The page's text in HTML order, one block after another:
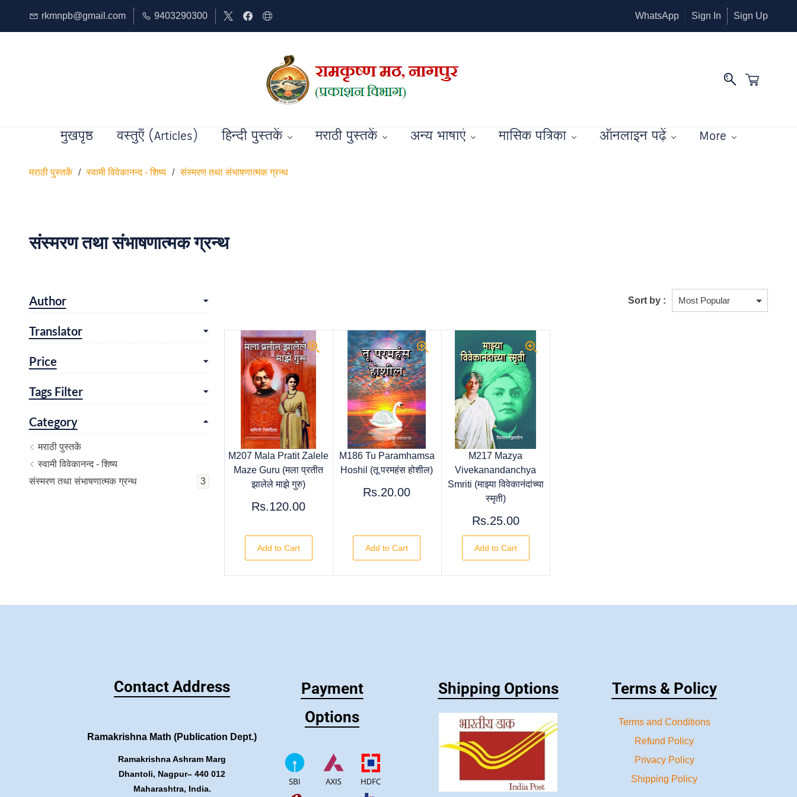
rkmnpb@gmail.com 9403290300 WhatsApp Sign In Sign Up
मुखपृष्ठ वस्तुएँ (Articles) हिन्दी पुस्तकें मराठी पुस्तकें अन्य भाषाएं मासिक पत्रिका ऑनलाइन पढ़ें More
मराठी पुस्तकें / स्वामी विवेकानन्द - शिष्य / संस्मरण तथा संभाषणात्मक ग्रन्थ
संस्मरण तथा संभाषणात्मक ग्रन्थ
Author
Translator
Price
Tags Filter
Category
मराठी पुस्तकें
स्वामी विवेकानन्द - शिष्य
संस्मरण तथा संभाषणात्मक ग्रन्थ
3
Sort by :
M207 Mala Pratit Zalele
Maze Guru (मला प्रतीत
झालेले माझे गुरु)
Rs.120.00
Add to Cart
M186 Tu Paramhamsa
Hoshil (तू परमहंस होशील)
Rs.20.00
Add to Cart
M217 Mazya
Vivekanandanchya
Smriti (माझ्या विवेकानंदांच्या
स्मृती)
Rs.25.00
Add to Cart
Contact Address
Ramakrishna Math (Publication Dept.)
Ramakrishna Ashram Marg
Dhantoli, Nagpur– 440 012
Maharashtra, India.
Payment
Options
Shipping Options Terms & Policy
Terms and Conditions
Refund Policy
Privacy Policy
Shipping Policy